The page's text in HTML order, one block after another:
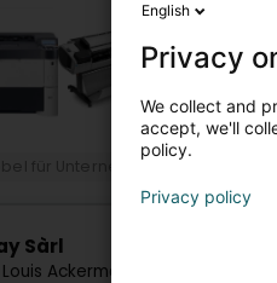
für Unternehmen
Sàrl
Ackermann
English
Privacy
We collect and
accept, we'll
policy.
Privacy policy